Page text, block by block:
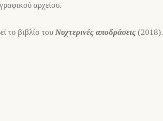
αρχείου.
το βιβλίο του Νυχτερινές αποδράσεις (2018).